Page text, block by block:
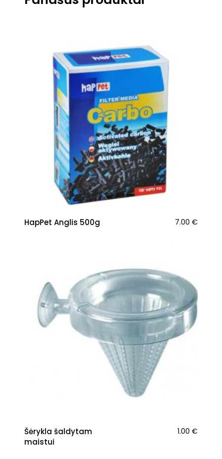
HapPet Anglis 500g 7.00 €
Šėrykla šaldytam
maistui
1.00 €